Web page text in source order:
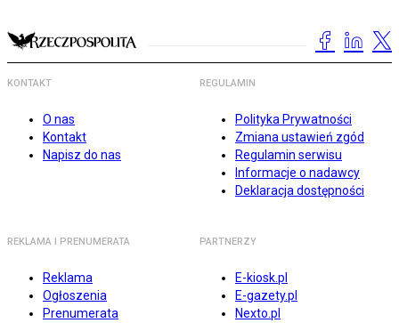
KONTAKT
O nas
Kontakt
Napisz do nas
REGULAMIN
Polityka Prywatności
Zmiana ustawień zgód
Regulamin serwisu
Informacje o nadawcy
Deklaracja dostępności
REKLAMA I PRENUMERATA
Reklama
Ogłoszenia
Prenumerata
PARTNERZY
E-kiosk.pl
E-gazety.pl
Nexto.pl